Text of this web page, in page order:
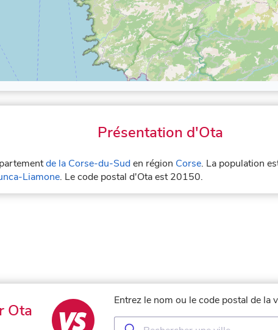
Présentation d'Ota
de la Corse-du-Suden région Corse. La population
Liamone. Le code postal d'Ota est 20150.
Ota
Entrez le nom ou le code postal de la